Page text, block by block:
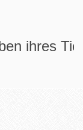
ihres